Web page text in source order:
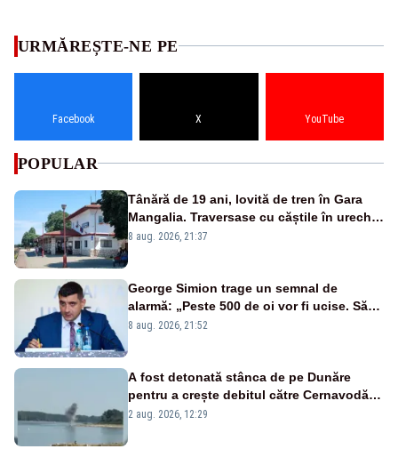
URMĂREȘTE-NE PE
Facebook X YouTube
POPULAR
Tânără de 19 ani, lovită de tren în Gara
Mangalia. Traversase cu căștile în urechi
liniile printr-un loc nepermis
8 aug. 2026, 21:37
George Simion trage un semnal de
alarmă: „Peste 500 de oi vor fi ucise. Să
vedem dacă ciobanii vor fi despăgubiți”
8 aug. 2026, 21:52
A fost detonată stânca de pe Dunăre
pentru a crește debitul către Cernavodă –
VIDEO
2 aug. 2026, 12:29